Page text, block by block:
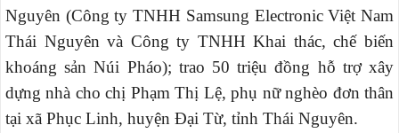
Nguyên (Công ty TNHH Samsung Electronic Việt Nam
Thái Nguyên và Công ty TNHH Khai thác, chế biến
khoáng sản Núi Pháo); trao 50 triệu đồng hỗ trợ xây
dựng nhà cho chị Phạm Thị Lệ, phụ nữ nghèo đơn thân
tại xã Phục Linh, huyện Đại Từ, tỉnh Thái Nguyên.